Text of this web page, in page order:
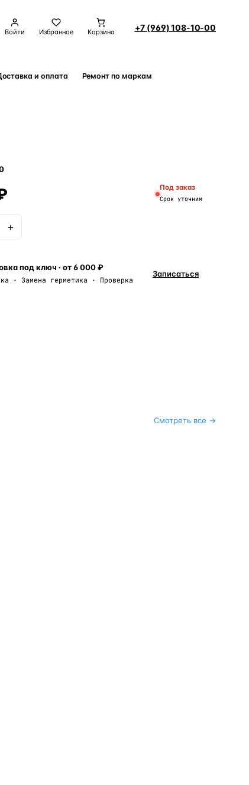
Войти Избранное Корзина +7 (969) 108-10-00
и оплата Ремонт по маркам
Под заказ
Срок уточним
+
под ключ · от 6 000 ₽
· Замена герметика · Проверка
Записаться
Смотреть все →